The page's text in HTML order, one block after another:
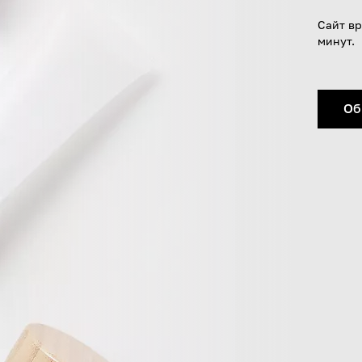
Сайт
минут.